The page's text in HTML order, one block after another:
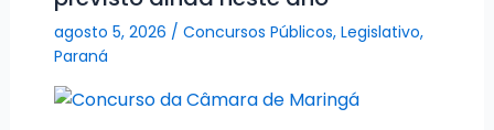
agosto 5, 2026 / Concursos Públicos, Legislativo,
Paraná